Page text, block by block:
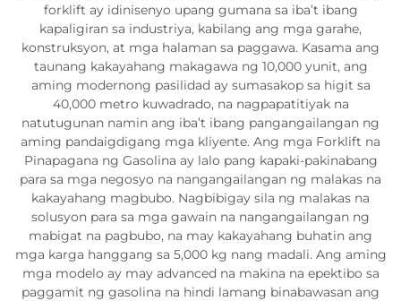
forklift ay idinisenyo upang gumana sa iba’t ibang
kapaligiran sa industriya, kabilang ang mga garahe,
konstruksyon, at mga halaman sa paggawa. Kasama ang
taunang kakayahang makagawa ng 10,000 yunit, ang
aming modernong pasilidad ay sumasakop sa higit sa
40,000 metro kuwadrado, na nagpapatitiyak na
natutugunan namin ang iba’t ibang pangangailangan ng
aming pandaigdigang mga kliyente. Ang mga Forklift na
Pinapagana ng Gasolina ay lalo pang kapaki-pakinabang
para sa mga negosyo na nangangailangan ng malakas na
kakayahang magbubo. Nagbibigay sila ng malakas na
solusyon para sa mga gawain na nangangailangan ng
mabigat na pagbubo, na may kakayahang buhatin ang
mga karga hanggang sa 5,000 kg nang madali. Ang aming
mga modelo ay may advanced na makina na epektibo sa
paggamit ng gasolina na hindi lamang binabawasan ang